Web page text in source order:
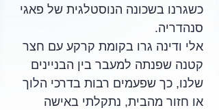
כשגרנו בשכונה הנוסטלגית של פאגי
סנהדריה.
אלי ודינה גרו בקומת קרקע עם חצר
קטנה שפנתה למעבר בין הבניינים
שלנו, כך שפעמים רבות בדרכי הלוך
או חזור מהבית, נתקלתי באישה